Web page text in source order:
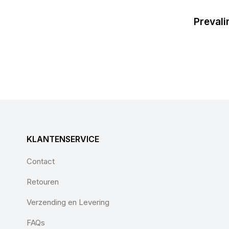
KLANTENSERVICE
Contact
Retouren
Verzending en Levering
FAQs